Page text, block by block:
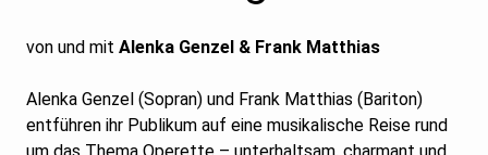
von und mit Alenka Genzel & Frank Matthias
Alenka Genzel (Sopran) und Frank Matthias (Bariton)
entführen ihr Publikum auf eine musikalische Reise rund